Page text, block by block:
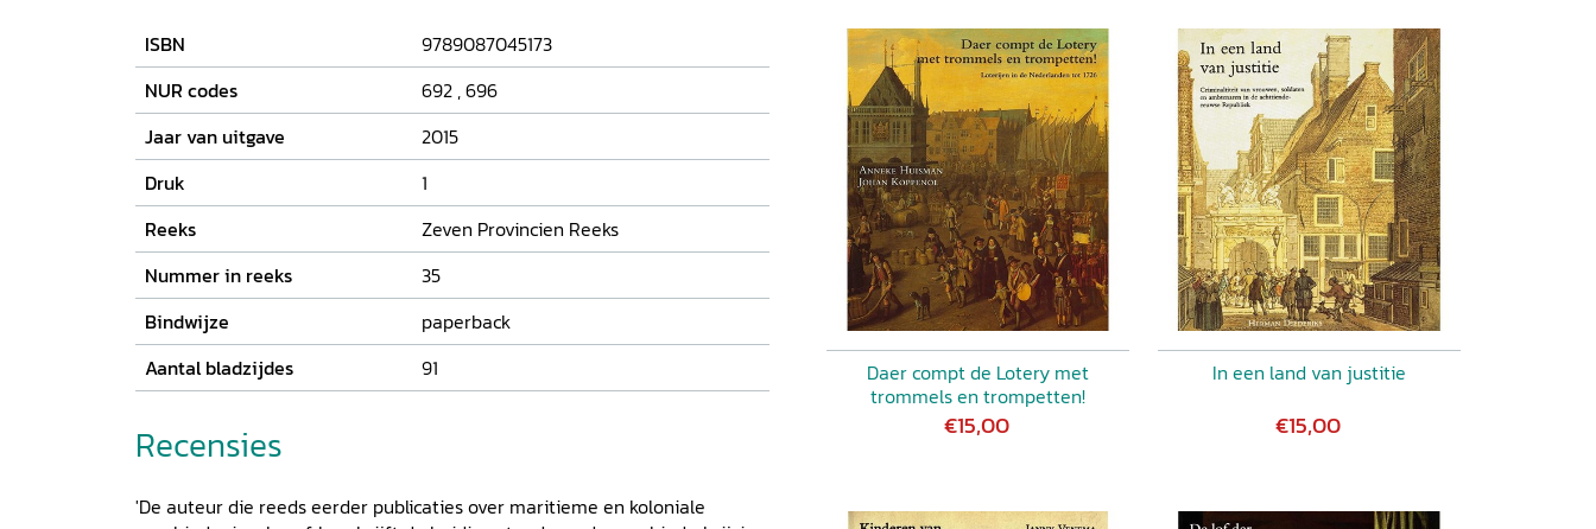
ISBN
9789087045173
NUR codes
692 ,696
Jaar van uitgave
2015
Druk
1
Reeks
Zeven Provincien Reeks
Nummer in reeks
35
Bindwijze
paperback
Aantal bladzijdes
91
Recensies
'De auteur die reeds eerder publicaties over maritieme en koloniale
Daer compt de Lotery met
trommels en trompetten!
€15,00
In een land van justitie
€15,00